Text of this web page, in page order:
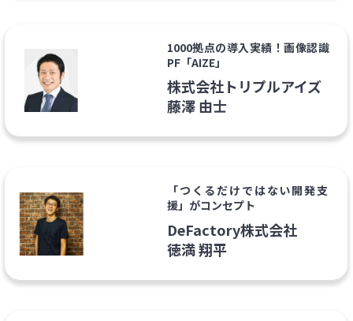
1000拠点の導入実績！画像認識
PF「AIZE」
株式会社トリプルアイズ
藤澤 由士
「つくるだけではない開発支
援」がコンセプト
DeFactory株式会社
徳満 翔平